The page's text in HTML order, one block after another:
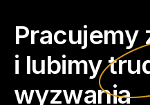
Pracujemy
i lubimy
wyzwania